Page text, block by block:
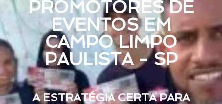
PROMOTORES DE
EVENTOS EM
CAMPO LIMPO
PAULISTA - SP
A ESTRATÉGIA CERTA PARA